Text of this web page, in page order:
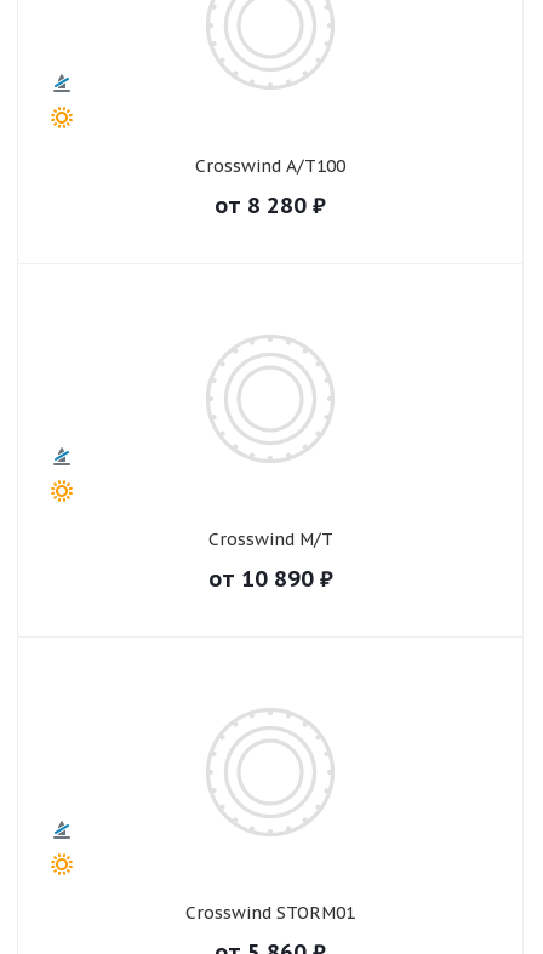
Crosswind A/T100
от 8 280 ₽
Crosswind M/T
от 10 890₽
Crosswind STORM01